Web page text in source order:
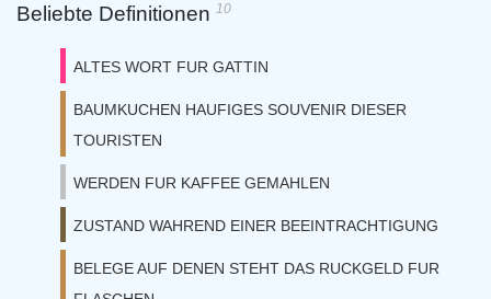
Beliebte Definitionen 10
ALTES WORT FUR GATTIN
BAUMKUCHEN HAUFIGES SOUVENIR DIESER
TOURISTEN
WERDEN FUR KAFFEE GEMAHLEN
ZUSTAND WAHREND EINER BEEINTRACHTIGUNG
BELEGE AUF DENEN STEHT DAS RUCKGELD FUR